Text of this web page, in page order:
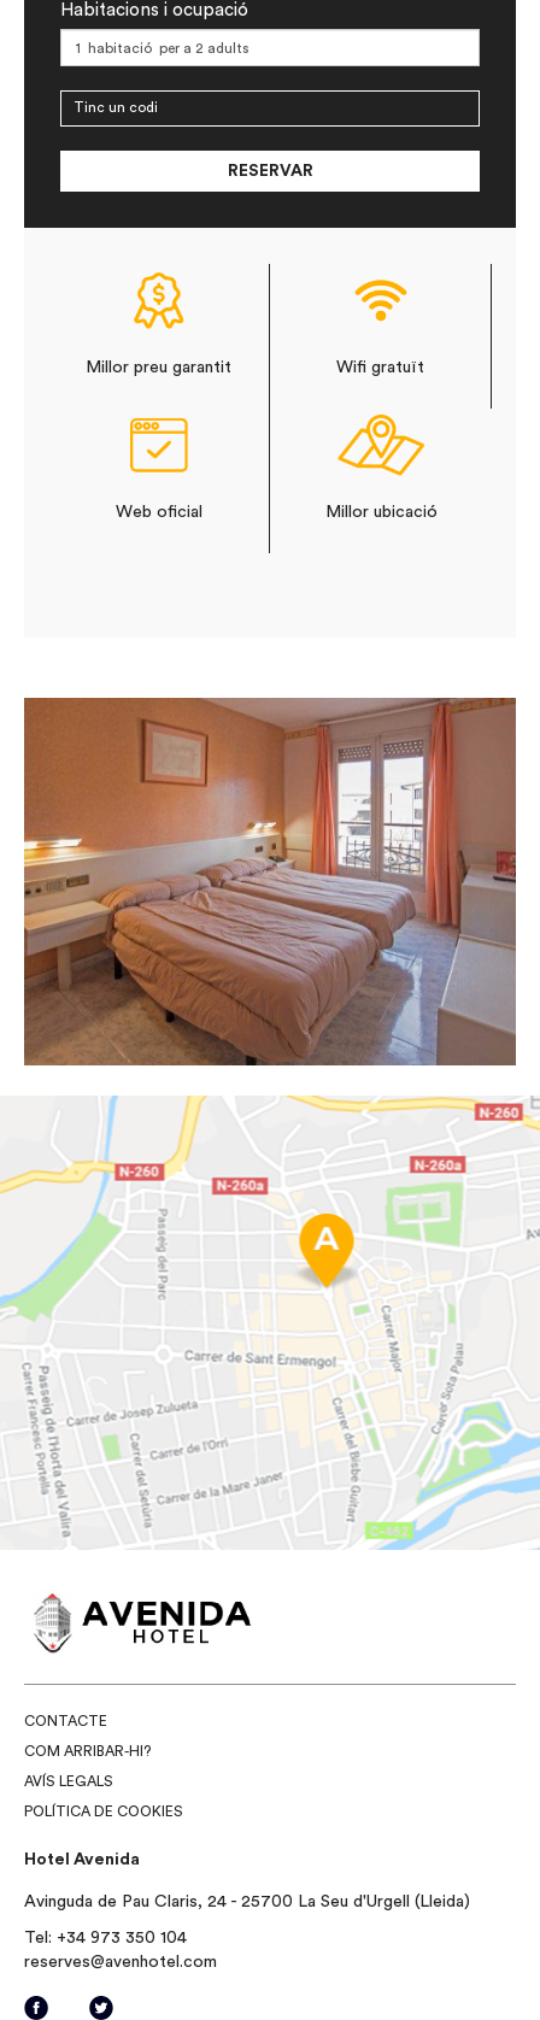
Habitacions i ocupació
Tinc un codi
RESERVAR
Millor preu garantit Wifi gratuït
Web oficial Millor ubicació
CONTACTE
COM ARRIBAR-HI?
AVÍS LEGALS
POLÍTICA DE COOKIES
Hotel Avenida
Avinguda de Pau Claris, 24 - 25700 La Seu d'Urgell (Lleida)
Tel: +34 973 350 104
reserves@avenhotel.com